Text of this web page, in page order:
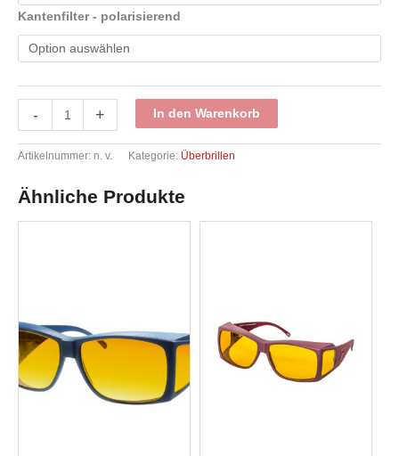
Kantenfilter - polarisierend
-
820
CR
braun
020
Überbrille
Menge
+ In den Warenkorb
Artikelnummer: n. v. Kategorie: Überbrillen
Ähnliche Produkte